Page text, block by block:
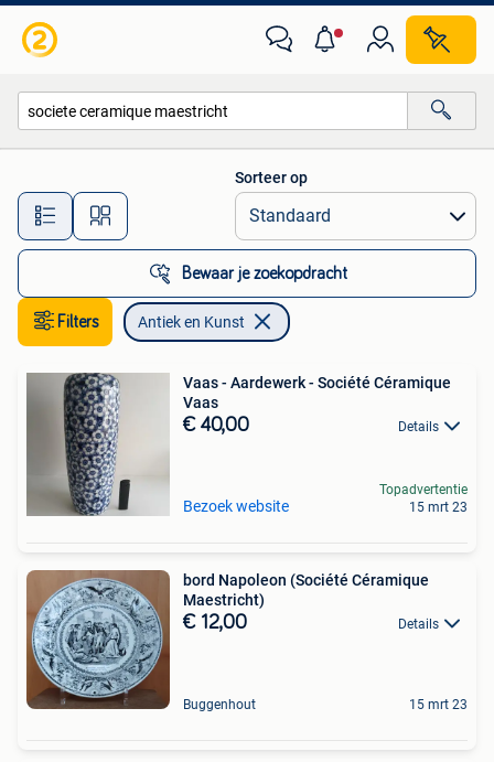
Alle afstanden…
Sorteer op
Bewaar je zoekopdracht
Filters Antiek en Kunst
Vaas - Aardewerk - Société Céramique
Vaas
€ 40,00 Details
Bezoek website
Topadvertentie
15 mrt 23
bord Napoleon (Société Céramique
Maestricht)
€ 12,00 Details
Buggenhout 15 mrt 23